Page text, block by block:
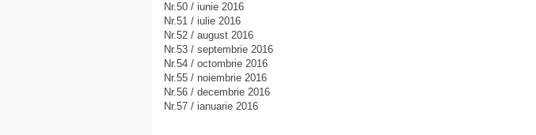
Nr.50 / iunie 2016
Nr.51 / iulie 2016
Nr.52 / august 2016
Nr.53 / septembrie 2016
Nr.54 / octombrie 2016
Nr.55 / noiembrie 2016
Nr.56 / decembrie 2016
Nr.57 / ianuarie 2016